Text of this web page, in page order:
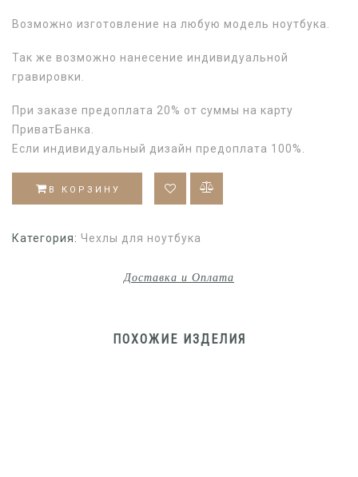
Возможно изготовление на любую модель ноутбука.
Так же возможно нанесение индивидуальной
гравировки.
При заказе предоплата 20% от суммы на карту
ПриватБанка.
Если индивидуальный дизайн предоплата 100%.
В КОРЗИНУ
Категория: Чехлы для ноутбука
Доставка и Оплата
ПОХОЖИЕ ИЗДЕЛИЯ